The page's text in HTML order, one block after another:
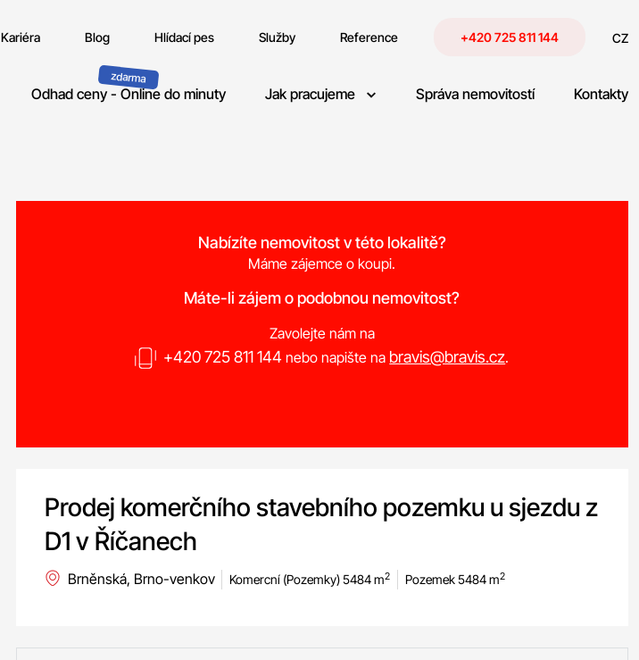
Kariéra Blog Hlídací pes Služby Reference +420 725 811 144 CZ
Odhad ceny - Online do minuty Jak pracujeme Správa nemovitostí Kontakty
Nabízíte nemovitost v této lokalitě?
Máme zájemce o koupi.
Máte-li zájem o podobnou nemovitost?
Zavolejte nám na
+420 725 811 144 nebo napište na bravis@bravis.cz.
Prodej komerčního stavebního pozemku u sjezdu z
D1 v Říčanech
Brněnská, Brno-venkov Komercní (Pozemky) 5484 m2 Pozemek 5484 m2